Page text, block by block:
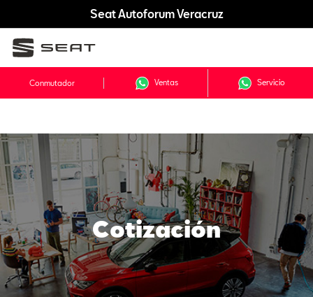
Seat Autoforum Veracruz
Conmutador Ventas Servicio
Cotización